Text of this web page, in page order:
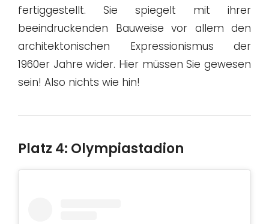
fertiggestellt. Sie spiegelt mit ihrer
beeindruckenden Bauweise vor allem den
architektonischen Expressionismus der
1960er Jahre wider. Hier müssen Sie gewesen
sein! Also nichts wie hin!
Platz 4: Olympiastadion